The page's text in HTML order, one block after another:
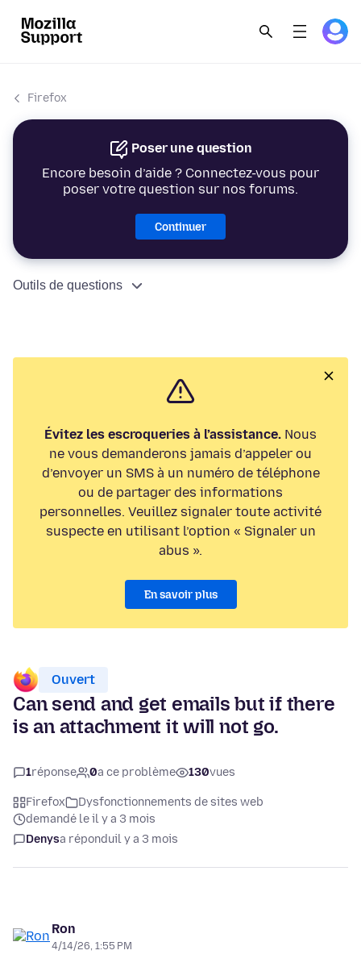
Firefox
Poser une question
Encore besoin d’aide ? Connectez-vous pour
poser votre question sur nos forums.
Continuer
Outils de questions
Évitez les escroqueries à l’assistance. Nous
ne vous demanderons jamais d’appeler ou
d’envoyer un SMS à un numéro de téléphone
ou de partager des informations
personnelles. Veuillez signaler toute activité
suspecte en utilisant l’option « Signaler un
abus ».
En savoir plus
Ouvert
Can send and get emails but if there
is an attachment it will not go.
1réponse 0a ce problème 130vues
Firefox
Dysfonctionnements de sites web
demandé le il y a 3 mois
Denysa réponduil y a 3 mois
Ron
4/14/26, 1:55 PM